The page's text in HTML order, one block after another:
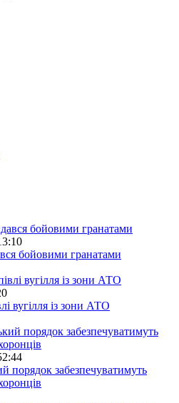
бойовими гранатами
вугілля із зони АТО
порядок забезпечуватимуть